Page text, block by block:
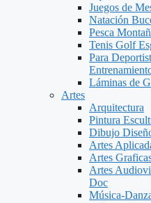
Juegos de
Natación
Pesca
Tenis Golf
Para
Láminas de
Artes
Arquitectura
Pintura
Dibujo
Artes
Artes
Artes
Doc
Música-